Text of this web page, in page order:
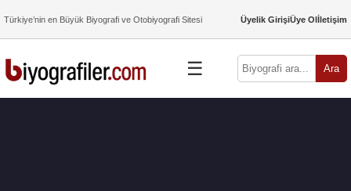
Türkiye’nin en Büyük Biyografi ve Otobiyografi Sitesi Üyelik GirişiÜye Olİletişim
☰ Ara